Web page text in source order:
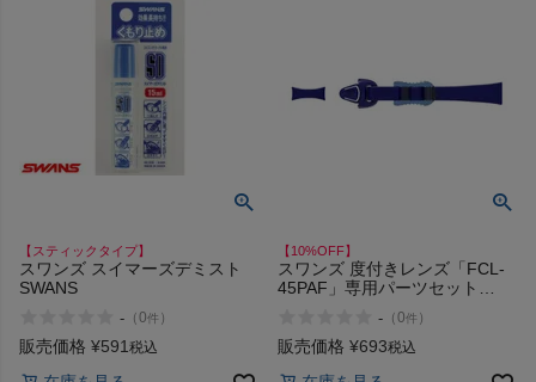
スポーツマリオTOP
ベースボールマリオ（野球商品）
ご利用ガイド
クーポン一覧
【スティックタイプ】
スワンズ スイマーズデミスト
SWANS
- （0件 ）
販売価格 ¥591税込
【10%OFF】
スワンズ 度付きレンズ「FCL-
45PAF」専用パーツセット
- （0件 ）
販売価格 ¥693税込